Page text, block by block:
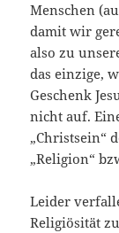
Menschen
damit wir
also zu
das einzige,
Geschenk
nicht auf.
„Christsein“
„Religion“
Leider
Religiösität